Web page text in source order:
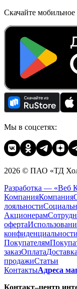
Скачайте
Мы в соцсетях:
2026 © ПАО «ТД
Разработка — «Веб
КомпанияКомпания
лояльности
Акционерам
оферта
конфиденциальности
Покупателям
заказОплатаДоставка
продажиСтатьи
КонтактыАдреса
Контакт–центр